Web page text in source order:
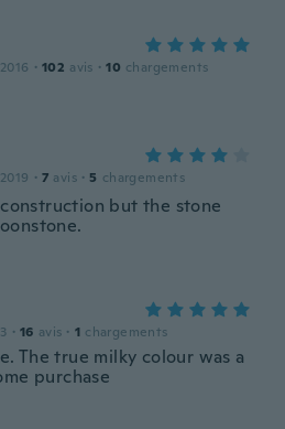
· 102 avis · 10 chargements
· 7 avis · 5 chargements
but the stone
· 16 avis · 1 chargements
The true milky colour was a
purchase